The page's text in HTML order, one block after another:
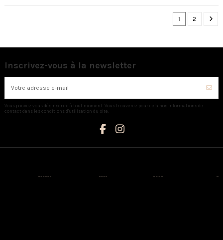
1 2
Inscrivez-vous à la newsletter
Vous pouvez vous désinscrire à tout moment. Vous trouverez pour cela nos informations de
contact dans les conditions d'utilisation du site.